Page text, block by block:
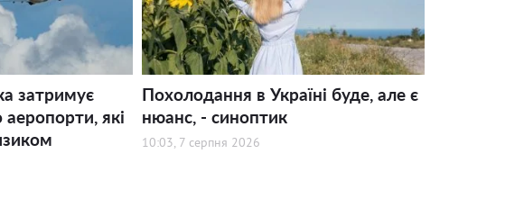
затримує
аеропорти, які
Похолодання в Україні буде, але є
нюанс, - синоптик
10:03, 7 серпня 2026